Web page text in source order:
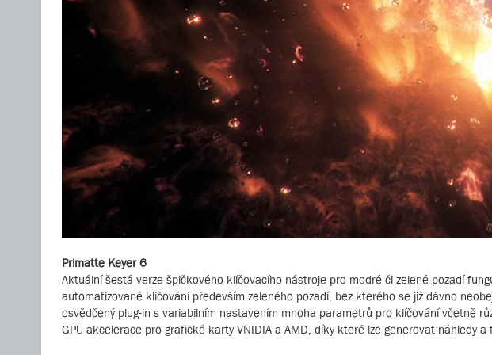
Primatte Keyer 6
Aktuální šestá verze špičkového klíčovacího nástroje pro modré či zelené pozadí
automatizované klíčování především zeleného pozadí, bez kterého se již dávno
osvědčený plug-in s variabilním nastavením mnoha parametrů pro klíčování včetně
GPU akcelerace pro grafické karty VNIDIA a AMD, díky které lze generovat náhledy